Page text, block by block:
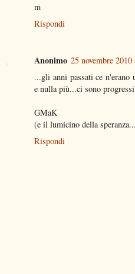
m
Rispondi
Anonimo 25 novembre
...gli anni passati ce n'erano
e nulla più...ci sono
GMaK
(e il lumicino della
Rispondi